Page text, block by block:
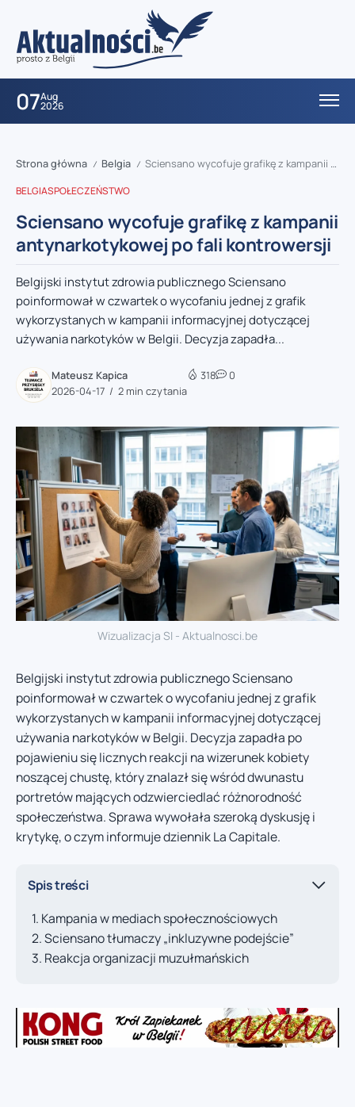
07Aug
2026
Strona główna / Belgia / Sciensano wycofuje grafikę z kampanii antynarkotykowej po fali kontrowersji
BELGIASPOŁECZEŃSTWO
Sciensano wycofuje grafikę z kampanii
antynarkotykowej po fali kontrowersji
Belgijski instytut zdrowia publicznego Sciensano
poinformował w czwartek o wycofaniu jednej z grafik
wykorzystanych w kampanii informacyjnej dotyczącej
używania narkotyków w Belgii. Decyzja zapadła...
Mateusz Kapica
2026-04-17
2 min czytania
318 0
Wizualizacja SI - Aktualnosci.be
Belgijski instytut zdrowia publicznego Sciensano
poinformował w czwartek o wycofaniu jednej z grafik
wykorzystanych w kampanii informacyjnej dotyczącej
używania narkotyków w Belgii. Decyzja zapadła po
pojawieniu się licznych reakcji na wizerunek kobiety
noszącej chustę, który znalazł się wśród dwunastu
portretów mających odzwierciedlać różnorodność
społeczeństwa. Sprawa wywołała szeroką dyskusję i
krytykę, o czym informuje dziennik La Capitale.
Spis treści
Kampania w mediach społecznościowych
Sciensano tłumaczy „inkluzywne podejście”
Reakcja organizacji muzułmańskich